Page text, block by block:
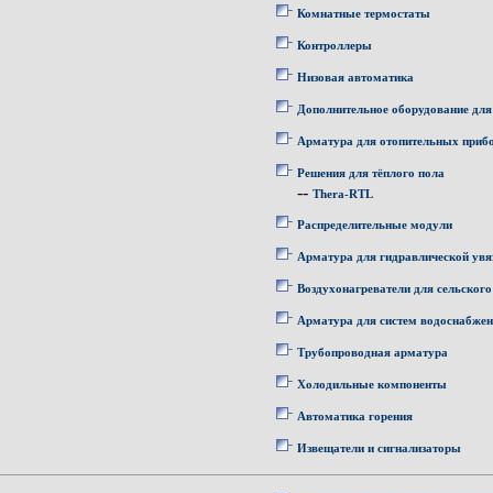
Комнатные термостаты
Контроллеры
Низовая автоматика
Дополнительное оборудование
Арматура для отопительных
Решения для тёплого пола
-- Thera-RTL
Распределительные модули
Арматура для гидравлической
Воздухонагреватели для
Арматура для систем
Трубопроводная арматура
Холодильные компоненты
Автоматика горения
Извещатели и сигнализаторы